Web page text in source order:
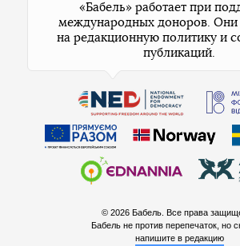
«Бабель» работает при
международных доноров. Они
на редакционную политику и
публикаций.
© 2026 Бабель. Все права
Бабель не против перепечаток, но
напишите в редакцию